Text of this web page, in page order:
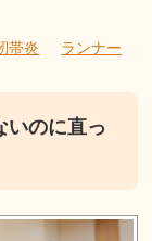
帯炎
ランナー
いのに直っ